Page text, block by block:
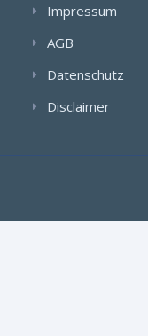
Impressum
AGB
Datenschutz
Disclaimer